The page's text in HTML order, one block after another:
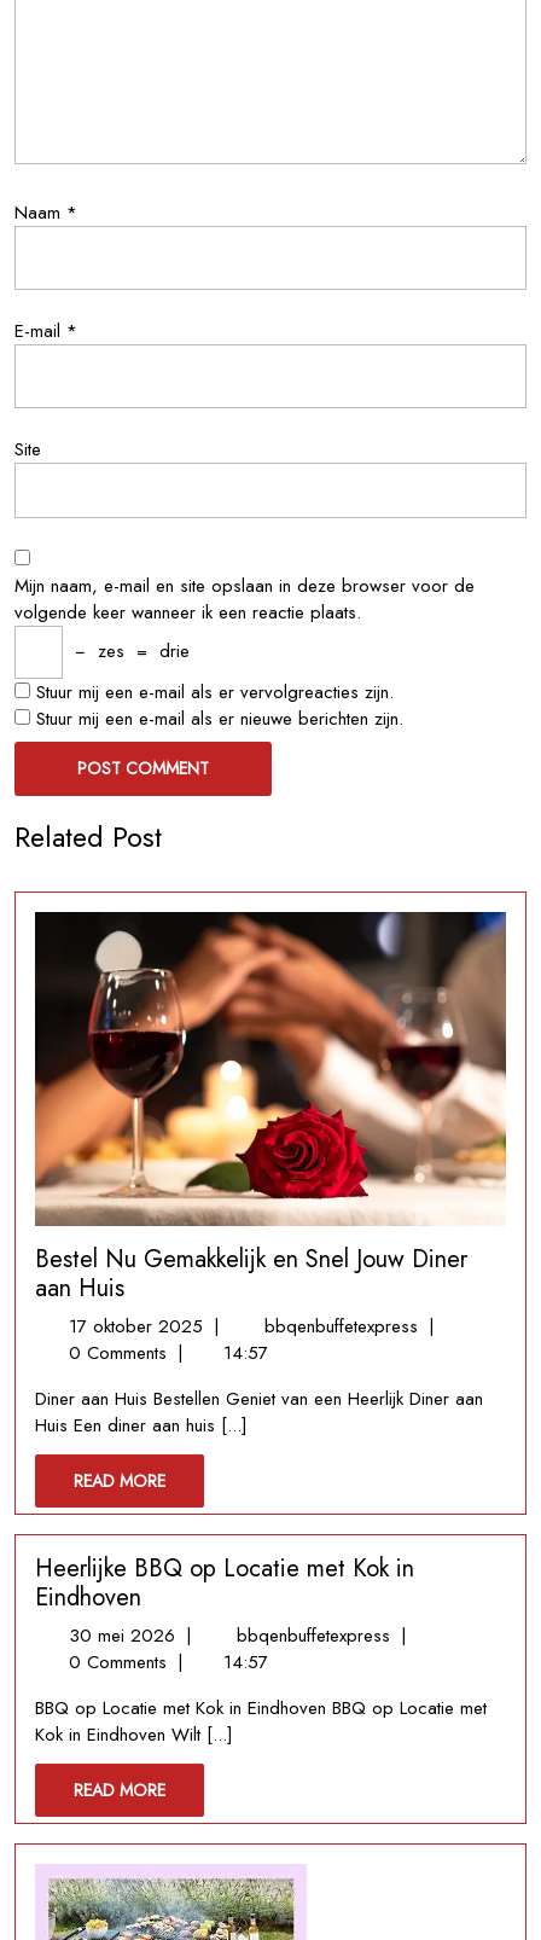
Naam *
E-mail *
Site
Mijn naam, e-mail en site opslaan in deze browser voor de
volgende keer wanneer ik een reactie plaats.
− zes = drie
Stuur mij een e-mail als er vervolgreacties zijn.
Stuur mij een e-mail als er nieuwe berichten zijn.
Related Post
Bestel Nu Gemakkelijk en Snel Jouw Diner
aan Huis
17 oktober 2025 17
oktober
| bbqenbuffetexpress Bestel
en
aan
Huis
|
0 Comments |
14:57
Diner aan Huis Bestellen Geniet van een Heerlijk Diner aan
Huis Een diner aan huis [...]
READ MOREREAD
MORE
Heerlijke BBQ op Locatie met Kok in
Eindhoven
30 mei 2026 30
mei
| bbqenbuffetexpress Heerlijke
Locatie
Eindhoven
|
0 Comments |
14:57
BBQ op Locatie met Kok in Eindhoven BBQ op Locatie met
Kok in Eindhoven Wilt [...]
READ MOREREAD
MORE